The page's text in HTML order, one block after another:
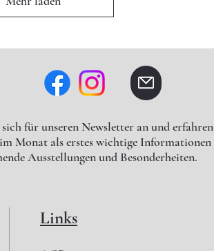
für unseren Newsletter an und erfahren
Monat als erstes wichtige Informationen
Ausstellungen und Besonderheiten.
Links